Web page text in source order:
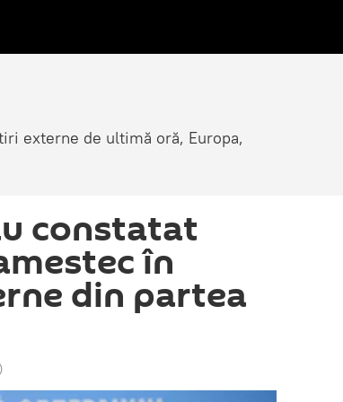
externe de ultimă oră, Europa,
constatat
în
din partea
)